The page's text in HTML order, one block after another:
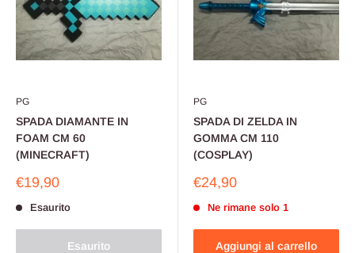
PG
SPADA DIAMANTE IN
FOAM CM 60
(MINECRAFT)
Prezzo
€19,90
Esaurito
Esaurito
PG
SPADA DI ZELDA IN
GOMMA CM 110
(COSPLAY)
Prezzo
€24,90
Ne rimane solo 1
Aggiungi al carrello